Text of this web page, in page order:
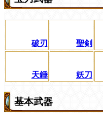
破刃 聖剣
天錘 妖刀
基本武器